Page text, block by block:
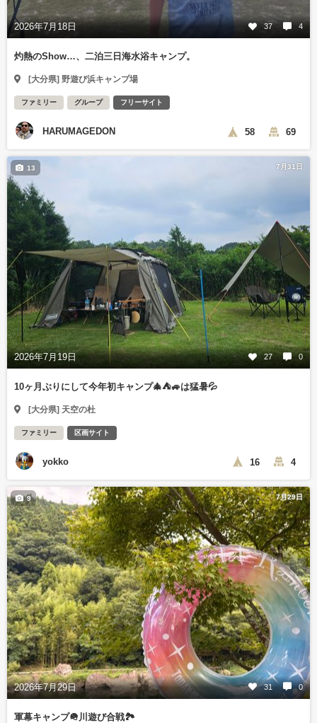
2026年7月18日 37 4
灼熱のShow…、二泊三日海水浴キャンプ。
[大分県] 野遊び浜キャンプ場
ファミリー グループ フリーサイト
HARUMAGEDON 58 69
7月31日
2026年7月19日 27 0
13
10ヶ月ぶりにして今年初キャンプ🎄⛺🚙は猛暑💦
[大分県] 天空の杜
ファミリー 区画サイト
yokko 16 4
7月29日
2026年7月29日 31 0
9
軍幕キャンプ🪖川遊び合戦🏞️